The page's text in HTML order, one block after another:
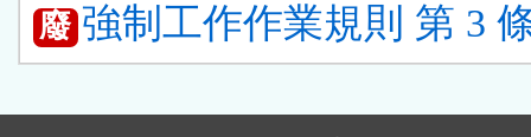
廢 強制工作作業規則 第 3